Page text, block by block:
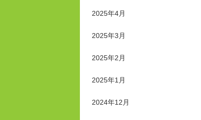
2025年4月
2025年3月
2025年2月
2025年1月
2024年12月